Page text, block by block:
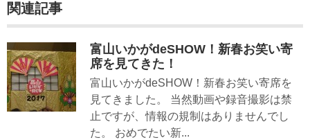
関連記事
富山いかがdeSHOW！新春お笑い寄
席を見てきた！
富山いかがdeSHOW！新春お笑い寄席を
見てきました。 当然動画や録音撮影は禁
止ですが、情報の規制はありませんでし
た。 おめでたい新...